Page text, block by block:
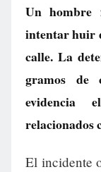
Un hombre
intentar huir
calle. La
gramos de
evidencia
relacionados
El incidente